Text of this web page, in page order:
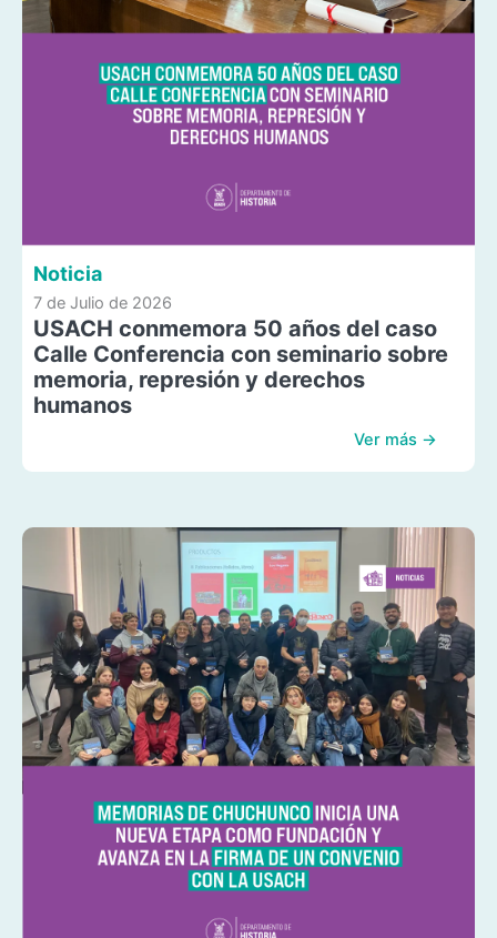
Noticia
7 de Julio de 2026
USACH conmemora 50 años del caso
Calle Conferencia con seminario sobre
memoria, represión y derechos
humanos
Ver más →